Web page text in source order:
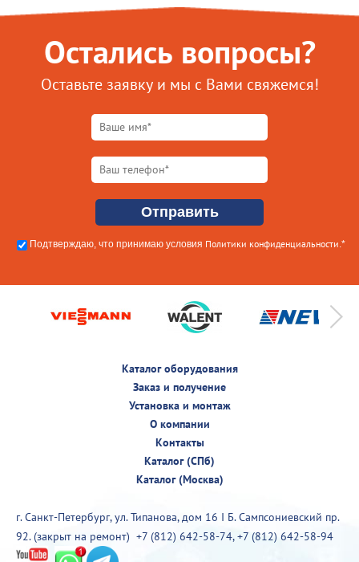
Остались вопросы?
Оставьте заявку и мы с Вами свяжемся!
Подтверждаю, что принимаю условия Политики конфиденциальности.*
Каталог оборудования
Заказ и получение
Установка и монтаж
О компании
Контакты
Каталог (СПб)
Каталог (Москва)
г. Санкт-Петербург, ул. Типанова, дом 16 I Б. Сампсониевский пр.
92. (закрыт на ремонт) +7 (812) 642-58-74,+7 (812) 642-58-94